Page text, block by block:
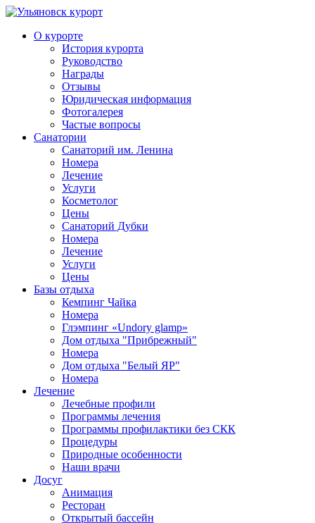
О курорте
История курорта
Руководство
Награды
Отзывы
Юридическая информация
Фотогалерея
Частые вопросы
Санатории
Санаторий им. Ленина
Номера
Лечение
Услуги
Косметолог
Цены
Санаторий Дубки
Номера
Лечение
Услуги
Цены
Базы отдыха
Кемпинг Чайка
Номера
Глэмпинг «Undory glamp»
Дом отдыха "Прибрежный"
Номера
Дом отдыха "Белый ЯР"
Номера
Лечение
Лечебные профили
Программы лечения
Программы профилактики без СКК
Процедуры
Природные особенности
Наши врачи
Досуг
Анимация
Ресторан
Открытый бассейн